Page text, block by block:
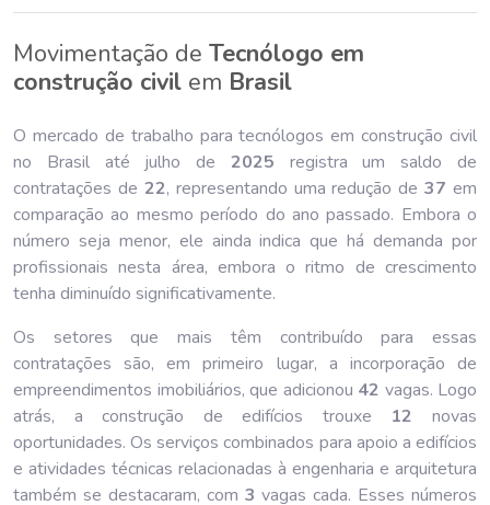
Movimentação de Tecnólogo em
construção civil em Brasil
O mercado de trabalho para tecnólogos em construção civil
no Brasil até julho de 2025 registra um saldo de
contratações de 22, representando uma redução de37 em
comparação ao mesmo período do ano passado. Embora o
número seja menor, ele ainda indica que há demanda por
profissionais nesta área, embora o ritmo de crescimento
tenha diminuído significativamente.
Os setores que mais têm contribuído para essas
contratações são, em primeiro lugar, a incorporação de
empreendimentos imobiliários, que adicionou 42 vagas. Logo
atrás, a construção de edifícios trouxe 12 novas
oportunidades. Os serviços combinados para apoio a edifícios
e atividades técnicas relacionadas à engenharia e arquitetura
também se destacaram, com 3 vagas cada. Esses números